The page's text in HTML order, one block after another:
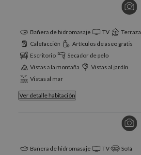
Bañera de hidromasaje TV
Terraza
Calefacción
Artículos de aseo gratis
Escritorio
Secador de pelo
Vistas a la montaña
Vistas al jardín
Vistas al mar
Ver detalle habitación
Bañera de hidromasaje TV
Sofá